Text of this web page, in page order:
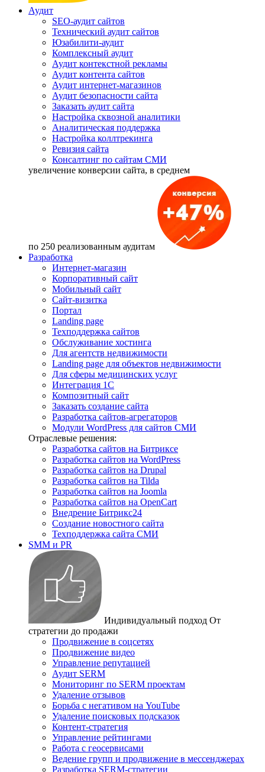
Аудит
SEO-аудит сайтов
Технический аудит сайтов
Юзабилити-аудит
Комплексный аудит
Аудит контекстной рекламы
Аудит контента сайтов
Аудит интернет-магазинов
Аудит безопасности сайта
Заказать аудит сайта
Настройка сквозной аналитики
Аналитическая поддержка
Настройка коллтрекинга
Ревизия сайта
Консалтинг по сайтам СМИ
увеличение конверсии сайта, в среднем
по 250 реализованным аудитам
Разработка
Интернет-магазин
Корпоративный сайт
Мобильный сайт
Сайт-визитка
Портал
Landing page
Техподдержка сайтов
Обслуживание хостинга
Для агентств недвижимости
Landing page для объектов недвижимости
Для сферы медицинских услуг
Интеграция 1С
Композитный сайт
Заказать создание сайта
Разработка сайтов-агрегаторов
Модули WordPress для сайтов СМИ
Отраслевые решения:
Разработка сайтов на Битриксе
Разработка сайтов на WordPress
Разработка сайтов на Drupal
Разработка сайтов на Tilda
Разработка сайтов на Joomla
Разработка сайтов на OpenCart
Внедрение Битрикс24
Создание новостного сайта
Техподдержка сайта СМИ
SMM и PR
Индивидуальный подход От
стратегии до продажи
Продвижение в соцсетях
Продвижение видео
Управление репутацией
Аудит SERM
Мониторинг по SERM проектам
Удаление отзывов
Борьба с негативом на YouTube
Удаление поисковых подсказок
Контент-стратегия
Управление рейтингами
Работа с геосервисами
Ведение групп и продвижение в мессенджерах
Разработка SERM-стратегии